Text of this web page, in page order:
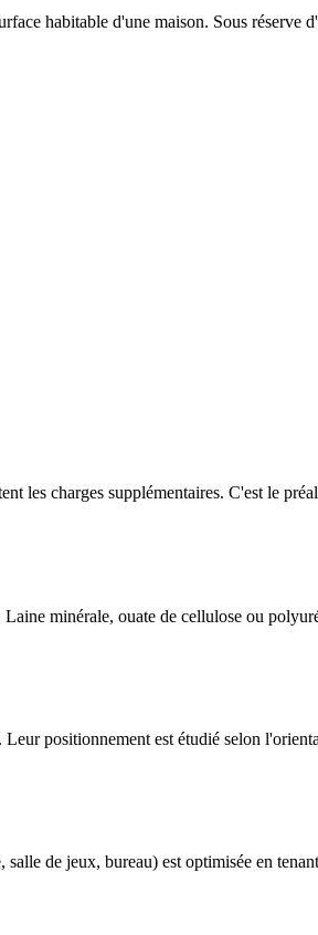
habitable d'une maison. Sous
les charges supplémentaires. C'est le
minérale, ouate de cellulose ou
positionnement est étudié selon
de jeux, bureau) est optimisée en